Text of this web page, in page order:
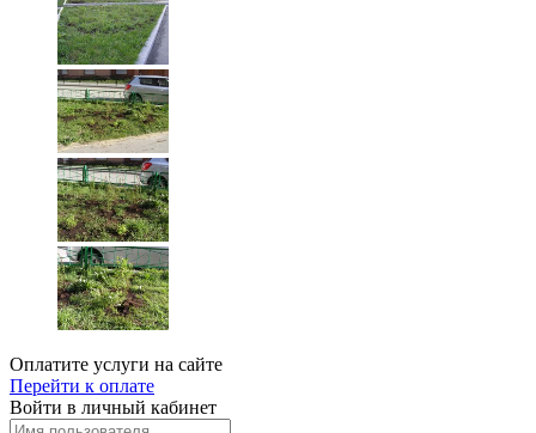
Оплатите услуги на сайте
Перейти к оплате
Войти в личный кабинет